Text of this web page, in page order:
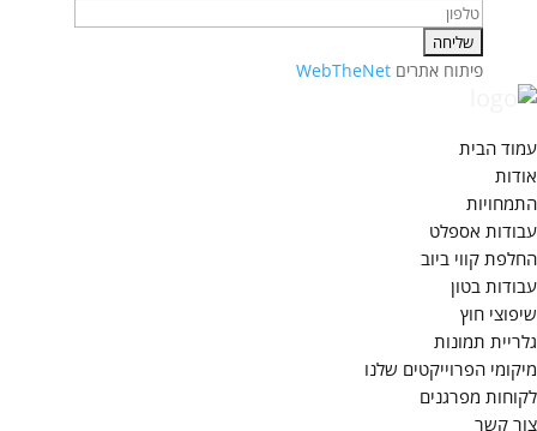
פיתוח אתרים WebTheNet
עמוד הבית
אודות
התמחויות
עבודות אספלט
החלפת קווי ביוב
עבודות בטון
שיפוצי חוץ
גלריית תמונות
מיקומי הפרוייקטים שלנו
לקוחות מפרגנים
צור קשר